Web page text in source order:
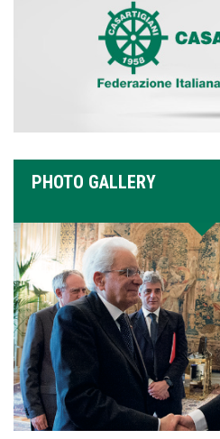
PHOTO GALLERY